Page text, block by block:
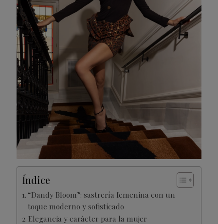
Índice
“Dandy Bloom”: sastrería femenina con un
toque moderno y sofisticado
Elegancia y carácter para la mujer